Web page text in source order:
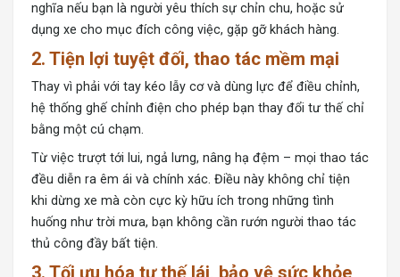
nghĩa nếu bạn là người yêu thích sự chỉn chu, hoặc sử
dụng xe cho mục đích công việc, gặp gỡ khách hàng.
2. Tiện lợi tuyệt đối, thao tác mềm mại
Thay vì phải với tay kéo lẫy cơ và dùng lực để điều chỉnh,
hệ thống ghế chỉnh điện cho phép bạn thay đổi tư thế chỉ
bằng một cú chạm.
Từ việc trượt tới lui, ngả lưng, nâng hạ đệm – mọi thao tác
đều diễn ra êm ái và chính xác. Điều này không chỉ tiện
khi dừng xe mà còn cực kỳ hữu ích trong những tình
huống như trời mưa, bạn không cần rướn người thao tác
thủ công đầy bất tiện.